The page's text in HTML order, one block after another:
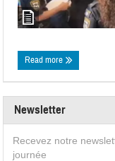
Read more
Newsletter
Recevez notre
journée